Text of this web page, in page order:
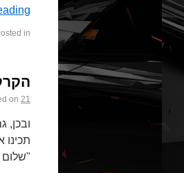
in
on 21 בספטמבר 2010
ובכן,
"שלום